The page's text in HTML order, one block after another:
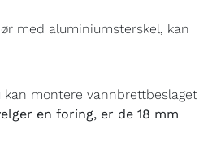
med aluminiumsterskel, kan
kan montere vannbrettbeslaget
en foring, er de 18 mm